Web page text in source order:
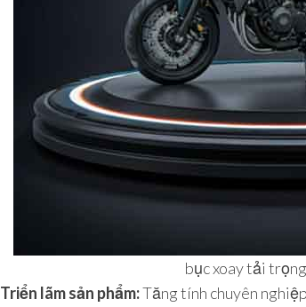
bục xoay tải
Triển lãm sản phẩm:Tăng tính chuyên